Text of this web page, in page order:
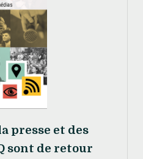
presse et des
sont de retour